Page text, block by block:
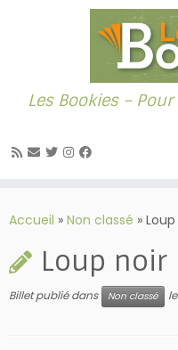
au
Les Bookies –
Accueil » Non classé »
Loup noir
Billet publié dans Non classé le